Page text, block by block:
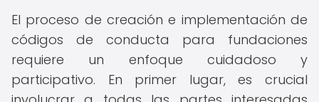
El proceso de creación e implementación de
códigos de conducta para fundaciones
requiere un enfoque cuidadoso y
participativo. En primer lugar, es crucial